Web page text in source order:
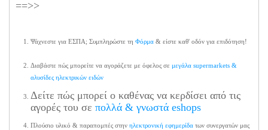
==>>
Ψάχνεστε για ΕΣΠΑ; Συμπληρώστε τη Φόρμα & είστε καθ' οδόν για επιδότηση!
Διαβάστε πώς μπορείτε να αγοράζετε με όφελος σε μεγάλα supermarkets &
αλυσίδες ηλεκτρικών ειδών
Δείτε πώς μπορεί ο καθένας να κερδίσει από τις
αγορές του σε πολλά & γνωστά eshops
Πλούσιο υλικό & παραπομπές στην ηλεκτρονική εφημερίδα των συνεργατών μας